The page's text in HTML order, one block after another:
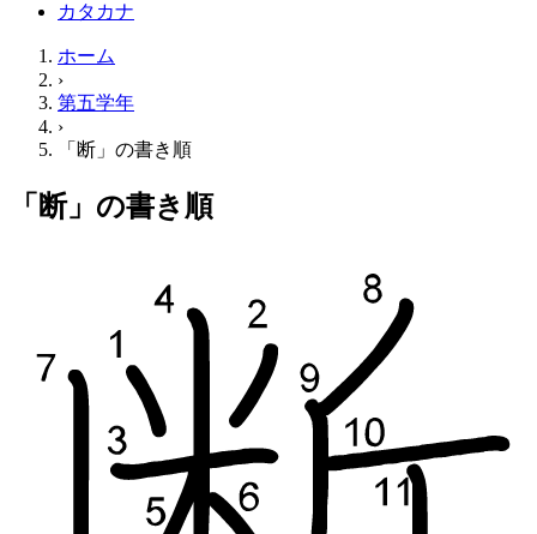
カタカナ
ホーム
›
第五学年
›
「断」の書き順
「断」の書き順